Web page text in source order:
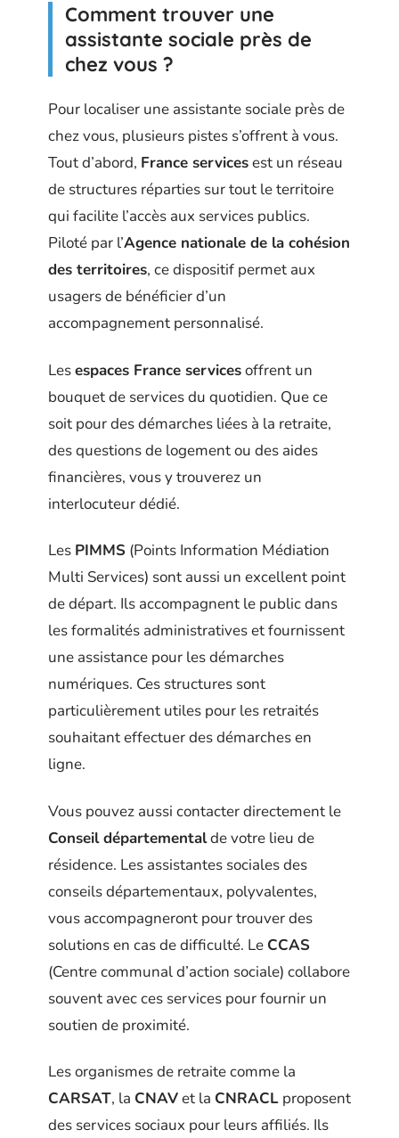
Comment trouver une
assistante sociale près de
chez vous ?
Pour localiser une assistante sociale près de
chez vous, plusieurs pistes s’offrent à vous.
Tout d’abord, France servicesest un réseau
de structures réparties sur tout le territoire
qui facilite l’accès aux services publics.
Piloté par l’Agence nationale de la cohésion
des territoires, ce dispositif permet aux
usagers de bénéficier d’un
accompagnement personnalisé.
Lesespaces France servicesoffrent un
bouquet de services du quotidien. Que ce
soit pour des démarches liées à la retraite,
des questions de logement ou des aides
financières, vous y trouverez un
interlocuteur dédié.
Les PIMMS (Points Information Médiation
Multi Services) sont aussi un excellent point
de départ. Ils accompagnent le public dans
les formalités administratives et fournissent
une assistance pour les démarches
numériques. Ces structures sont
particulièrement utiles pour les retraités
souhaitant effectuer des démarches en
ligne.
Vous pouvez aussi contacter directement le
Conseil départementalde votre lieu de
résidence. Les assistantes sociales des
conseils départementaux, polyvalentes,
vous accompagneront pour trouver des
solutions en cas de difficulté. Le CCAS
(Centre communal d’action sociale) collabore
souvent avec ces services pour fournir un
soutien de proximité.
Les organismes de retraite comme la
CARSAT, la CNAVet la CNRACL proposent
des services sociaux pour leurs affiliés. Ils